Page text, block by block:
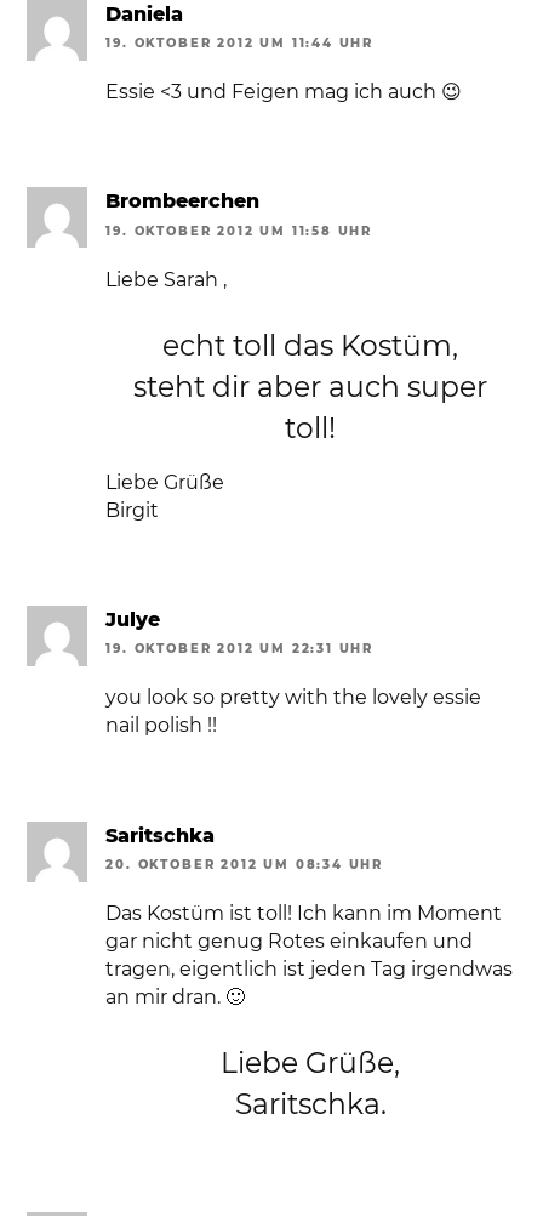
Daniela
19. OKTOBER 2012 UM 11:44 UHR
Essie <3 und Feigen mag ich auch 😉
Brombeerchen
19. OKTOBER 2012 UM 11:58 UHR
Liebe Sarah ,
echt toll das Kostüm,
steht dir aber auch super
toll!
Liebe Grüße
Birgit
Julye
19. OKTOBER 2012 UM 22:31 UHR
you look so pretty with the lovely essie
nail polish !!
Saritschka
20. OKTOBER 2012 UM 08:34 UHR
Das Kostüm ist toll! Ich kann im Moment
gar nicht genug Rotes einkaufen und
tragen, eigentlich ist jeden Tag irgendwas
an mir dran. 🙂
Liebe Grüße,
Saritschka.